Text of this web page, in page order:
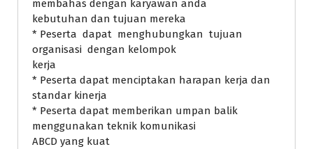
membahas dengan karyawan anda
kebutuhan dan tujuan mereka
* Peserta dapat menghubungkan tujuan
organisasi dengan kelompok
kerja
* Peserta dapat menciptakan harapan kerja dan
standar kinerja
* Peserta dapat memberikan umpan balik
menggunakan teknik komunikasi
ABCD yang kuat